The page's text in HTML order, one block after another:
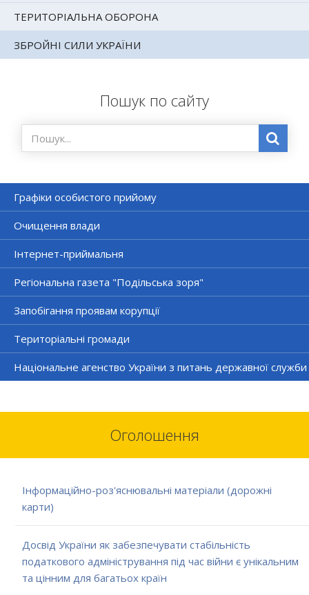
ТЕРИТОРІАЛЬНА ОБОРОНА
ЗБРОЙНІ СИЛИ УКРАЇНИ
Пошук по сайту
Графіки особистого прийому
Очищення влади
Інтернет-приймальня
Регіональна газета "Подільська зоря"
Запобігання проявам корупції
Територіальні громади
Національне агенство України з питань державної служби
Оголошення
Інформаційно-роз'яснювальні матеріали (дорожні
карти)
Досвід України як забезпечувати стабільність
податкового адміністрування під час війни є унікальним
та цінним для багатьох країн